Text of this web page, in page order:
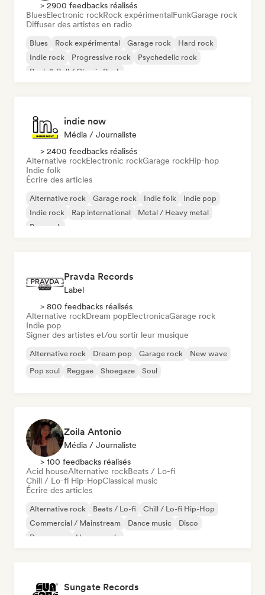
> 2900 feedbacks réalisés
BluesElectronic rockRock expérimentalFunkGarage rock
Diffuser des artistes en radio
Blues Rock expérimental Garage rock
Hard rock
Indie rock
Progressive rock
Psychedelic rock
Rock & Roll / Classic Rock
indie now
Média / Journaliste
> 2400 feedbacks réalisés
Alternative rockElectronic rockGarage rockHip-hop
Indie folk
Écrire des articles
Alternative rock Garage rock Indie folk
Indie pop
Indie rock
Rap international
Metal / Heavy metal
Pop rock
Pravda Records
Label
> 800 feedbacks réalisés
Alternative rockDream popElectronicaGarage rock
Indie pop
Signer des artistes et/ou sortir leur musique
Alternative rock Dream pop Garage rock
New wave
Pop soul
Reggae Shoegaze Soul
Zoila Antonio
Média / Journaliste
> 100 feedbacks réalisés
Acid houseAlternative rockBeats / Lo-fi
Chill / Lo-fi Hip-HopClassical music
Écrire des articles
Alternative rock Beats / Lo-fi
Chill / Lo-fi Hip-Hop
Commercial / Mainstream
Dance music
Disco
Dream pop
House music
Sungate Records